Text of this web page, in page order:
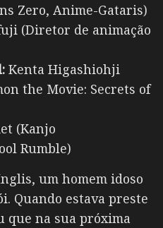
Zero, Anime-Gataris)
(Diretor de animação
Kenta Higashiohji
the Movie: Secrets of
(Kanjo
Rumble)
um homem idoso
Quando estava preste
que na sua próxima